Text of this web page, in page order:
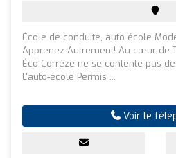
École de conduite, auto école
Apprenez Autrement! Au cœur de
Éco Corrèze ne se contente pas
L'auto-école Permis ...
Voir le